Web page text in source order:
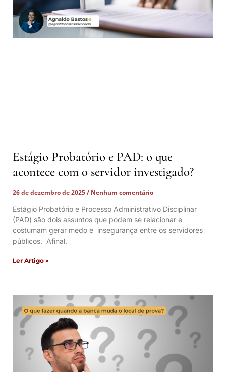
Estágio Probatório e PAD: o que
acontece com o servidor investigado?
26 de dezembro de 2025
Nenhum comentário
Estágio Probatório e Processo Administrativo Disciplinar
(PAD) são dois assuntos que podem se relacionar e
costumam gerar medo e insegurança entre os servidores
públicos. Afinal,
Ler Artigo »